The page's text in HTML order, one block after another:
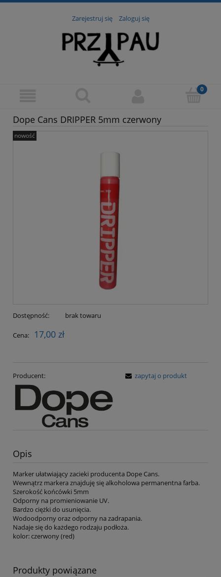
Zarejestruj się Zaloguj się
Dope Cans DRIPPER 5mm czerwony
nowość
Dostępność: brak towaru
Cena: 17,00 zł
Producent: zapytaj o produkt
Opis
Marker ułatwiający zacieki producenta Dope Cans.
Wewnątrz markera znajduję się alkoholowa permanentna farba.
Szerokość końcówki 5mm
Odporny na promieniowanie UV.
Bardzo ciężki do usunięcia.
Wodoodporny oraz odporny na zadrapania.
Nadaje się do każdego rodzaju podłoża.
kolor: czerwony (red)
Produkty powiązane